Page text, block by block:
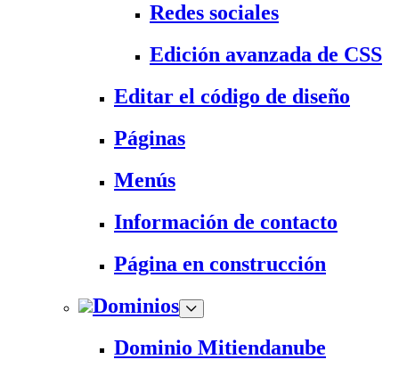
Redes sociales
Edición avanzada de CSS
Editar el código de diseño
Páginas
Menús
Información de contacto
Página en construcción
Dominios
Dominio Mitiendanube